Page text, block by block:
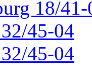
18/41-
45-04
45-04